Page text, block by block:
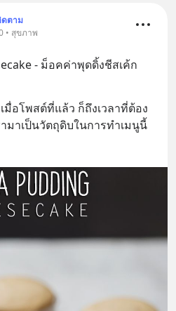
ดตาม
• สุขภาพ
- ม็อคค่าพุดดิ้งชีสเค้ก
มื่อโพสต์ที่แล้ว ก็ถึงเวลาที่ต้อง
มาเป็นวัตถุดิบในการทำเมนูนี้